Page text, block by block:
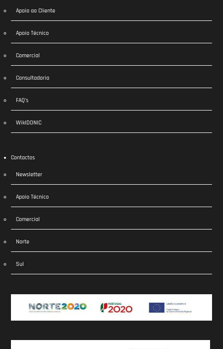
Apoio ao Cliente
Apoio Técnico
Comercial
Consultadoria
FAQ’s
WikIDONIC
Contactos
Newsletter
Apoio Técnico
Comercial
Norte
Sul